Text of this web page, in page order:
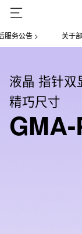
公告 > 关于部
液晶 指针双
精巧尺寸